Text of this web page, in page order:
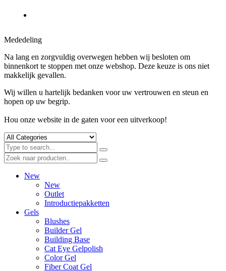
Mededeling
Na lang en zorgvuldig overwegen hebben wij besloten om
binnenkort te stoppen met onze webshop. Deze keuze is ons niet
makkelijk gevallen.
Wij willen u hartelijk bedanken voor uw vertrouwen en steun en
hopen op uw begrip.
Hou onze website in de gaten voor een uitverkoop!
New
New
Outlet
Introductiepakketten
Gels
Blushes
Builder Gel
Building Base
Cat Eye Gelpolish
Color Gel
Fiber Coat Gel